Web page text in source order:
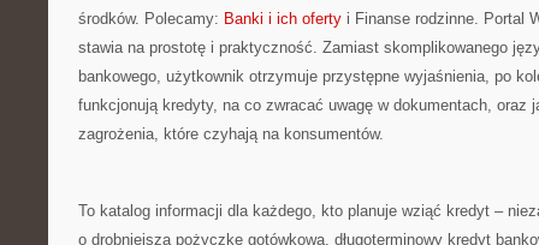
środków. Polecamy: Banki i ich oferty i Finanse rodzinne. Portal
stawia na prostotę i praktyczność. Zamiast skomplikowanego
bankowego, użytkownik otrzymuje przystępne wyjaśnienia, po
funkcjonują kredyty, na co zwracać uwagę w dokumentach, oraz
zagrożenia, które czyhają na konsumentów.
To katalog informacji dla każdego, kto planuje wziąć kredyt –
o drobniejszą pożyczkę gotówkową, długoterminowy kredyt